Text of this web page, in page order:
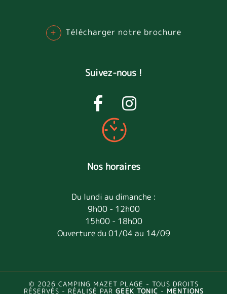
+ Télécharger notre brochure
Suivez-nous !
Nos horaires
Du lundi au dimanche :
9h00 - 12h00
15h00 - 18h00
Ouverture du 01/04 au 14/09
© 2026 CAMPING MAZET PLAGE - TOUS DROITS
RÉSERVÉS - RÉALISÉ PAR GEEK TONIC - MENTIONS